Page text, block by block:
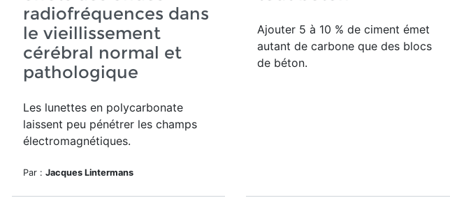
radiofréquences dans
le vieillissement
cérébral normal et
pathologique
Les lunettes en polycarbonate
laissent peu pénétrer les champs
électromagnétiques.
Par : Jacques Lintermans
Ajouter 5 à 10 % de ciment émet
autant de carbone que des blocs
de béton.